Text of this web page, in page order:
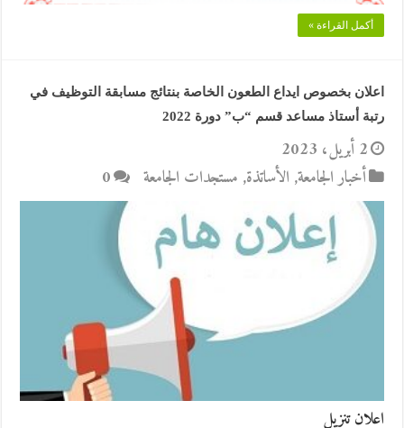
أكمل القراءة »
اعلان بخصوص ايداع الطعون الخاصة بنتائج مسابقة التوظيف في
رتبة أستاذ مساعد قسم “ب” دورة 2022
2 أبريل، 2023
أخبار الجامعة, الأساتذة, مستجدات الجامعة 0
اعلان تنزيل